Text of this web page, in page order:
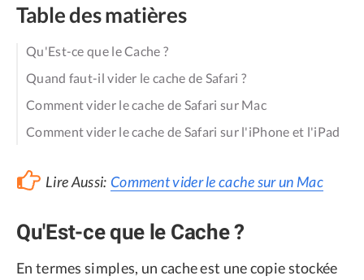
Table des matières
Qu'Est-ce que le Cache ?
Quand faut-il vider le cache de Safari ?
Comment vider le cache de Safari sur Mac
Comment vider le cache de Safari sur l'iPhone et l'iPad
Lire Aussi: Comment vider le cache sur un Mac
Qu'Est-ce que le Cache ?
En termes simples, un cache est une copie stockée